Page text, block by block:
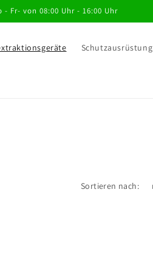
Fr- von 08:00 Uhr - 16:00 Uhr
Schutzausrüstung
Sortieren nach: